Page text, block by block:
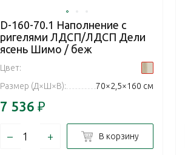
D-160-70.1 Наполнение с
ригелями ЛДСП/ЛДСП Дели
ясень Шимо / беж
Цвет:
Размер (Д×Ш×В):
70×2,5×160 см
7 536 ₽
– + В корзину